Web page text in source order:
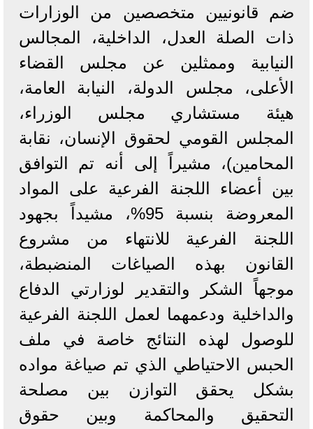
ضم قانونيين متخصصين من الوزارات
ذات الصلة العدل، الداخلية، المجالس
النيابية وممثلين عن مجلس القضاء
الأعلى، مجلس الدولة، النيابة العامة،
هيئة مستشاري مجلس الوزراء،
المجلس القومي لحقوق الإنسان، نقابة
المحامين)، مشيراً إلى أنه تم التوافق
بين أعضاء اللجنة الفرعية على المواد
المعروضة بنسبة 95%، مشيداً بجهود
اللجنة الفرعية للانتهاء من مشروع
القانون بهذه الصياغات المنضبطة،
موجهاً الشكر والتقدير لوزارتي الدفاع
والداخلية ودعمهما لعمل اللجنة الفرعية
للوصول لهذه النتائج خاصة في ملف
الحبس الاحتياطي الذي تم صياغة مواده
بشكل يحقق التوازن بين مصلحة
التحقيق والمحاكمة وبين حقوق